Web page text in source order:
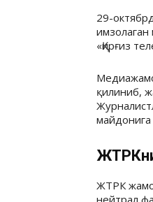
29-
«Қирғиз
қилиниб,
ЖТРК
нейтрал